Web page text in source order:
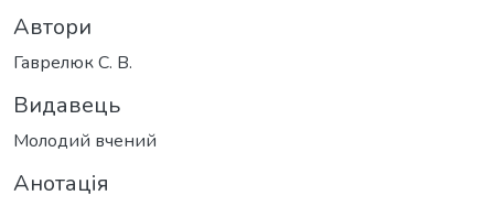
Автори
Гаврелюк С. В.
Видавець
Молодий вчений
Анотація